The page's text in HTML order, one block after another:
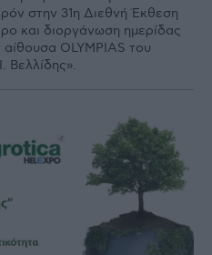
στην 31η Διεθνή Έκθεση
και διοργάνωση ημερίδας
OLYMPIAS του
Βελλίδης».